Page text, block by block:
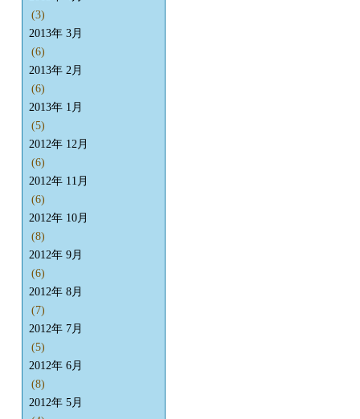
(3)
2013年 3月
(6)
2013年 2月
(6)
2013年 1月
(5)
2012年 12月
(6)
2012年 11月
(6)
2012年 10月
(8)
2012年 9月
(6)
2012年 8月
(7)
2012年 7月
(5)
2012年 6月
(8)
2012年 5月